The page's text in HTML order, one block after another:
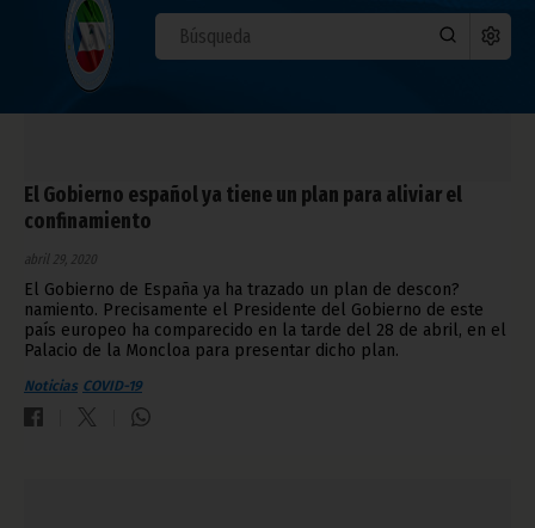
El Gobierno español ya tiene un plan para aliviar el
confinamiento
abril 29, 2020
El Gobierno de España ya ha trazado un plan de descon?
namiento. Precisamente el Presidente del Gobierno de este
país europeo ha comparecido en la tarde del 28 de abril, en el
Palacio de la Moncloa para presentar dicho plan.
Noticias COVID-19